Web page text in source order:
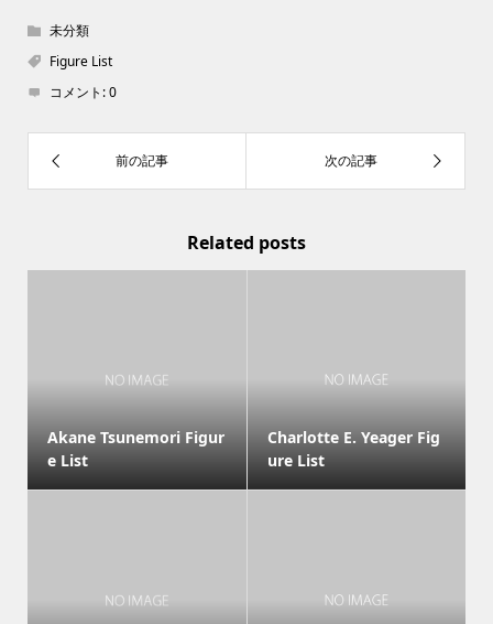
未分類
Figure List
コメント:0
Related posts
Akane Tsunemori Figur
e List
Charlotte E. Yeager Fig
ure List